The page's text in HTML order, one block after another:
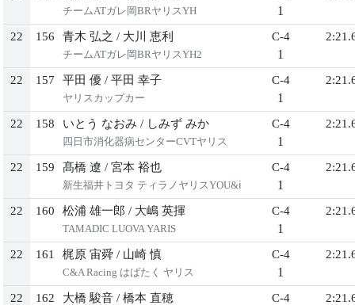
チームATガレ岡BRヤリスYH 1
22 156 青木 弘之 / 大川 恵利
チームATガレ岡BRヤリスYH2
C-4
1
22 157 平田 優 / 平田 幸子
ヤリスカップカー
C-4
1
22 158 いとう なおみ / しみず みか
四日市消化器病センターCVTヤリス
C-4
1
22 159 髙橋 遼 / 宮本 裕也
新生福井トヨタ ティラノヤリスYOU&ⅰ
C-4
1
22 160 松浦 雄一郎 / 大嶋 英揮
TAMADIC LUOVA YARIS
C-4
1
22 161 梶原 宙舜 / 山崎 慎
C&A Racing はばたく ヤリス
C-4
1
22 162 大橋 駿音 / 橋本 直穂 C-4